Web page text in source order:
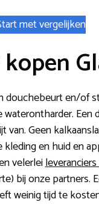
met vergelijken
en/of
van. Geen
en huid en
velerlei
bij onze partners.
weinig tijd te